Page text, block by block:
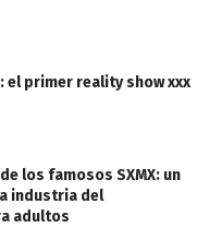
el primer reality show xxx
de los famosos SXMX: un
industria del
adultos